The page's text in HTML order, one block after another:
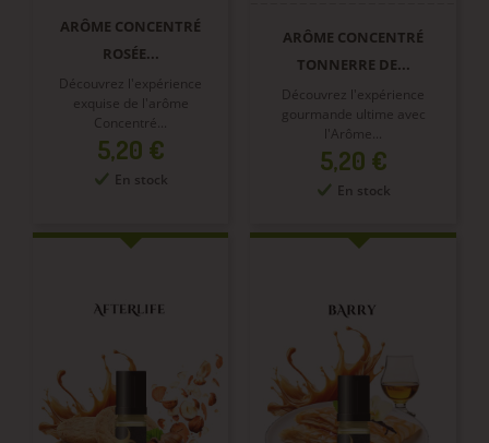
ARÔME CONCENTRÉ
ROSÉE...
Découvrez l'expérience
exquise de l'arôme
Concentré...
Prix
5,20 €
En stock
ARÔME CONCENTRÉ
TONNERRE DE...
Découvrez l'expérience
gourmande ultime avec
l'Arôme...
Prix
5,20 €
En stock